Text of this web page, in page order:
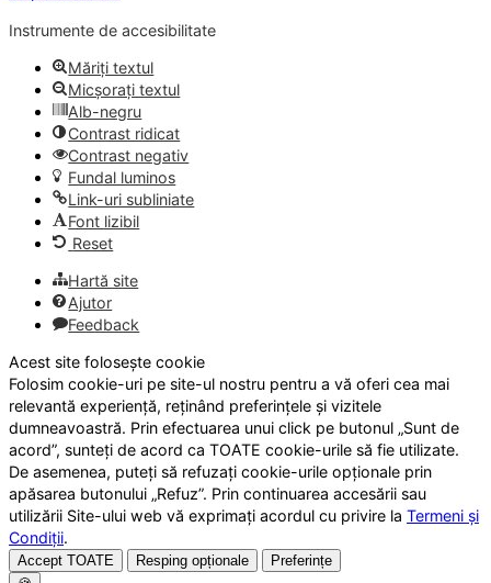
Instrumente de accesibilitate
Măriți textul
Micșorați textul
Alb-negru
Contrast ridicat
Contrast negativ
Fundal luminos
Link-uri subliniate
Font lizibil
Reset
Hartă site
Ajutor
Feedback
Acest site folosește cookie
Folosim cookie-uri pe site-ul nostru pentru a vă oferi cea mai
relevantă experiență, reținând preferințele și vizitele
dumneavoastră. Prin efectuarea unui click pe butonul „Sunt de
acord”, sunteți de acord ca TOATE cookie-urile să fie utilizate.
De asemenea, puteți să refuzați cookie-urile opționale prin
apăsarea butonului „Refuz”. Prin continuarea accesării sau
utilizării Site-ului web vă exprimați acordul cu privire la Termeni și
Condiții.
Accept TOATE Resping opționale
Preferințe